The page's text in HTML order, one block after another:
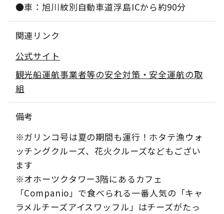
●車：旭川紋別自動車道浮島ICから約90分
関連リンク
公式サイト
観光船運航事業者等の安全対策・安全運航の取
組
備考
※ガリンコ号は夏の期間も運行！ホタテ漁ウォ
ッチングクルーズ、花火クルーズなどもござい
ます
※オホーツクタワー3階にあるカフェ
「Companio」で食べられる一番人気の「キャ
ラメルチーズアイスワッフル」はチーズがたっ